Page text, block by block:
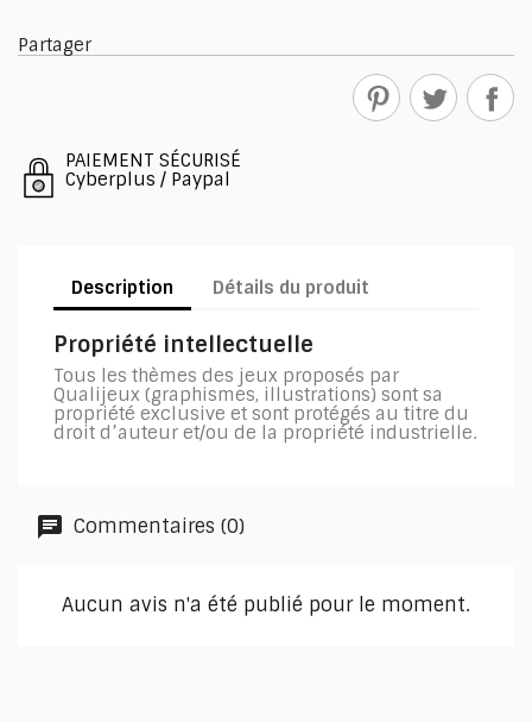
Partager
PAIEMENT SÉCURISÉ
Cyberplus / Paypal
Description Détails du produit
Propriété intellectuelle
Tous les thèmes des jeux proposés par
Qualijeux (graphismes, illustrations) sont sa
propriété exclusive et sont protégés au titre du
droit d’auteur et/ou de la propriété industrielle.
Commentaires (0)
Aucun avis n'a été publié pour le moment.